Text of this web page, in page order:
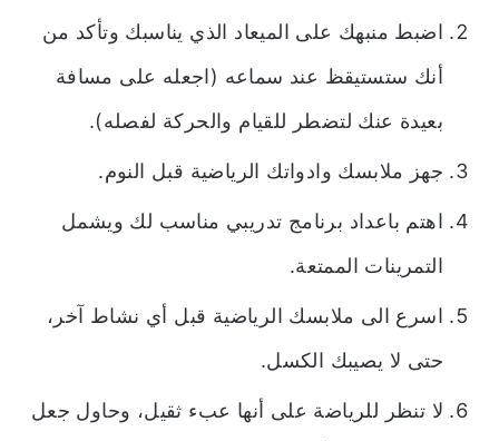
اضبط منبهك على الميعاد الذي يناسبك وتأكد من
أنك ستستيقظ عند سماعه (اجعله على مسافة
بعيدة عنك لتضطر للقيام والحركة لفصله).
جهز ملابسك وادواتك الرياضية قبل النوم.
اهتم باعداد برنامج تدريبي مناسب لك ويشمل
التمرينات الممتعة.
اسرع الى ملابسك الرياضية قبل أي نشاط آخر،
حتى لا يصيبك الكسل.
لا تنظر للرياضة على أنها عبء ثقيل، وحاول جعل